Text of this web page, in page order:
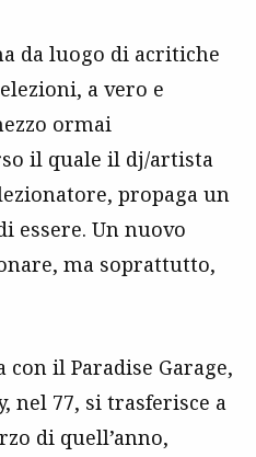
da luogo di acritiche
a vero e
ormai
il quale il dj/artista
propaga un
essere. Un nuovo
ma soprattutto,
con il Paradise Garage,
nel 77, si trasferisce a
di quell’anno,